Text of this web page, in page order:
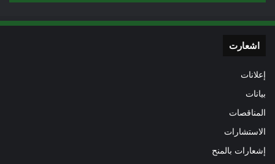
اشعارت
إعلانات
بيانات
المناقصات
الاستشارات
إشعارات بالمنح